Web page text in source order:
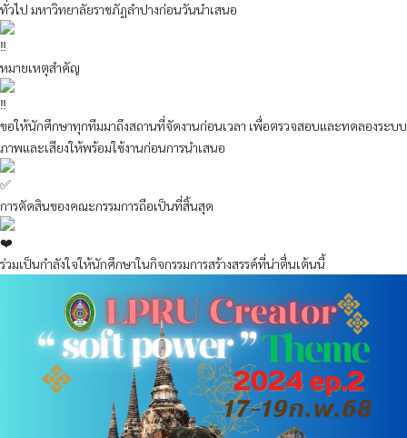
ทั่วไป มหาวิทยาลัยราชภัฏลำปางก่อนวันนำเสนอ
หมายเหตุสำคัญ
ขอให้นักศึกษาทุกทีมมาถึงสถานที่จัดงานก่อนเวลา เพื่อตรวจสอบและทดลองระบบ
ภาพและเสียงให้พร้อมใช้งานก่อนการนำเสนอ
การตัดสินของคณะกรรมการถือเป็นที่สิ้นสุด
ร่วมเป็นกำลังใจให้นักศึกษาในกิจกรรมการสร้างสรรค์ที่น่าตื่นเต้นนี้